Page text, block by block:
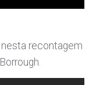
recontagem